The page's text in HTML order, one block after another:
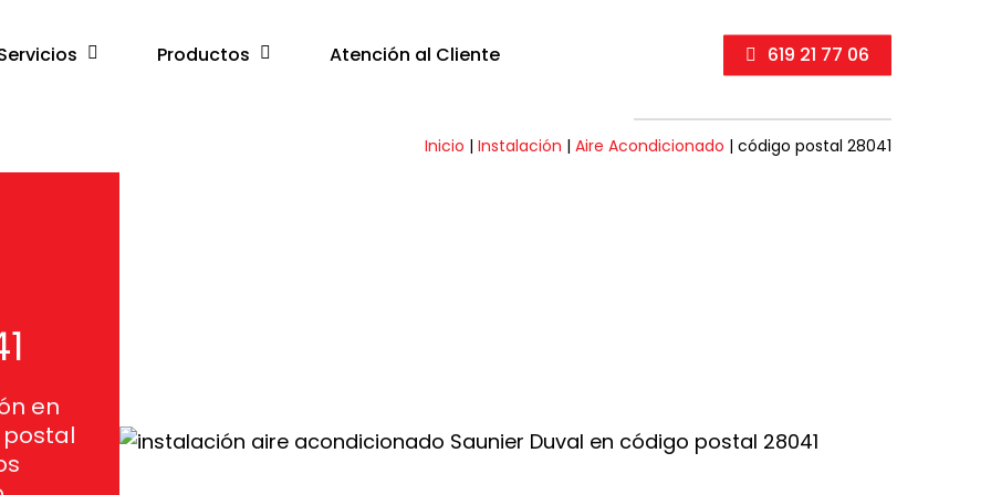
Productos Atención al Cliente 619 21 77 06
Inicio | Instalación | Aire Acondicionado | código postal 28041
en